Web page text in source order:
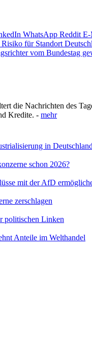
WhatsApp Reddit E-
für Standort
vom Bundestag
die Nachrichten des
Kredite. - mehr
in Deutschland
schon 2026?
mit der AfD
zerschlagen
politischen Linken
Anteile im Welthandel